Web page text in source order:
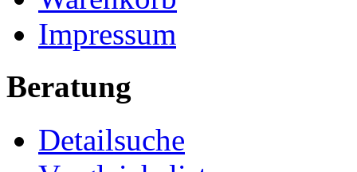
Impressum
Beratung
Detailsuche